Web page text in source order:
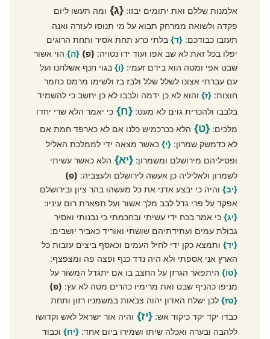
אלמנות שללם ואת יתומים יבזו:{ג} ומה תעשו ליום
פקדה ולשואה ממרחק תבוא על מי תנוסו לעזרה ואנה
תעזבו כבודכם:{ד} בלתי כרע תחת אסיר ותחת הרוגים
יפלו בכל זאת לא שב אפו ועוד ידו נטויה: (פ) {ה} הוי אשור
שבט אפי ומטה הוא בידם זעמי:{ו} בגוי חנף אשלחנו ועל
עם עברתי אצונו לשלל שלל ולבז בז ולשימו מרמס כחמר
חוצות:{ז} והוא לא כן ידמה ולבבו לא כן יחשב כי להשמיד
בלבבו ולהכרית גוים לא מעט:{ח} כי יאמר הלא שרי יחדו
מלכים:{ט} הלא ככרכמיש כלנו אם לא כארפד חמת אם
לא כדמשק שמרון:{י} כאשר מצאה ידי לממלכת האליל
ופסיליהם מירושלם ומשמרון:{יא} הלא כאשר עשיתי
לשמרון ולאליליה כן אעשה לירושלם ולעצביה: (פ)
{יב} והיה כי יבצע אדני את כל מעשהו בהר ציון ובירושלם
אפקד על פרי גדל לבב מלך אשור ועל תפארת רום עיניו:
{יג} כי אמר בכח ידי עשיתי ובחכמתי כי נבנותי ואסיר
גבולת עמים ועתידתיהם שושתי ואוריד כאביר יושבים:
{יד} ותמצא כקן ידי לחיל העמים וכאסף ביצים עזבות כל
הארץ אני אספתי ולא היה נדד כנף ופצה פה ומצפצף:
{טו} היתפאר הגרזן על החצב בו אם יתגדל המשור על
מניפו כהניף שבט ואת מרימיו כהרים מטה לא עץ: (פ)
{טז} לכן ישלח האדון יהוה צבאות במשמניו רזון ותחת
כבדו יקד יקד כיקוד אש:{יז} והיה אור ישראל לאש וקדושו
ללהבה ובערה ואכלה שיתו ושמירו ביום אחד:{יח} וכבוד